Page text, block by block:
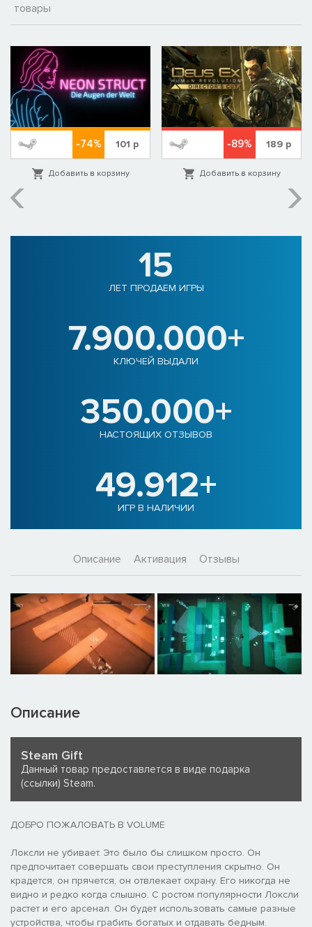
товары
-74% 101 р
Добавить в корзину
-89% 189р
Добавить в корзину
15
ЛЕТ ПРОДАЕМ ИГРЫ
7.900.000+
КЛЮЧЕЙ ВЫДАЛИ
350.000+
НАСТОЯЩИХ ОТЗЫВОВ
49.912+
ИГР В НАЛИЧИИ
Описание Активация Отзывы
Описание
Steam Gift
Данный товар предоставлется в виде подарка
(ссылки) Steam.
ДОБРО ПОЖАЛОВАТЬ В VOLUME
Локсли не убивает. Это было бы слишком просто. Он
предпочитает совершать свои преступления скрытно. Он
крадется, он прячется, он отвлекает охрану. Его никогда не
видно и редко когда слышно. С ростом популярности Локсли
растет и его арсенал. Он будет использовать самые разные
устройства, чтобы грабить богатых и отдавать бедным.